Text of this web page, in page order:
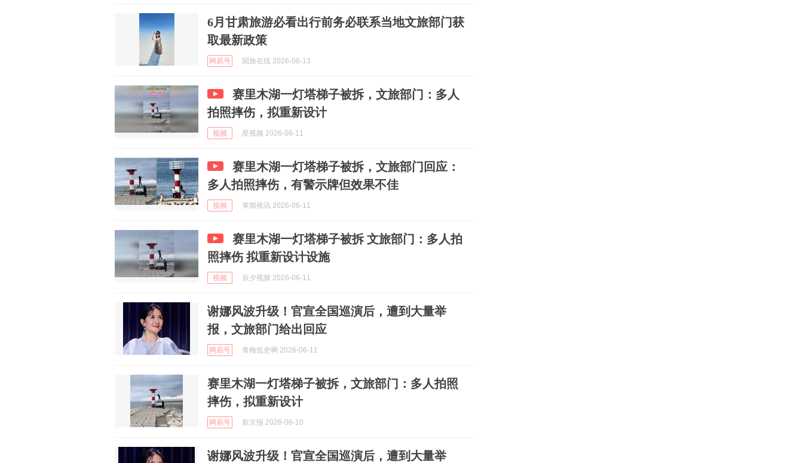
6月甘肃旅游必看出行前务必联系当地文旅部门获
取最新政策
网易号 国旅在线 2026-06-13
赛里木湖一灯塔梯子被拆，文旅部门：多人
拍照摔伤，拟重新设计
视频 星视频 2026-06-11
赛里木湖一灯塔梯子被拆，文旅部门回应：
多人拍照摔伤，有警示牌但效果不佳
视频 掌闻视讯 2026-06-11
赛里木湖一灯塔梯子被拆 文旅部门：多人拍
照摔伤 拟重新设计设施
视频 辰夕视频 2026-06-11
谢娜风波升级！官宣全国巡演后，遭到大量举
报，文旅部门给出回应
网易号 青梅侃史啊 2026-06-11
赛里木湖一灯塔梯子被拆，文旅部门：多人拍照
摔伤，拟重新设计
网易号 新京报 2026-06-10
谢娜风波升级！官宣全国巡演后，遭到大量举